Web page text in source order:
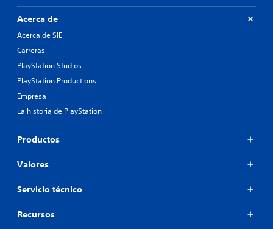
Acerca de
Acerca de SIE
Carreras
PlayStation Studios
PlayStation Productions
Empresa
La historia de PlayStation
Productos
Valores
Servicio técnico
Recursos